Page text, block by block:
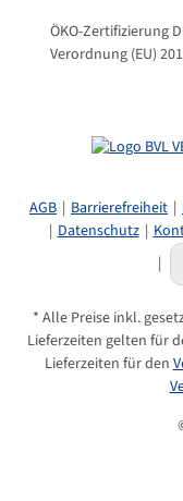
Bewertungen:
Themensuche:
Darreichungsform:
Futterart:
ÖKO-Zertifizierung
Verordnung (EU)
AGB Barrierefreiheit
Datenschutz
* Alle Preise inkl.
Lieferzeiten gelten für
Lieferzeiten für den